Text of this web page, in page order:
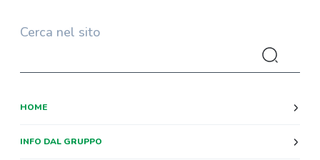
Cerca nel sito
HOME
INFO DAL GRUPPO